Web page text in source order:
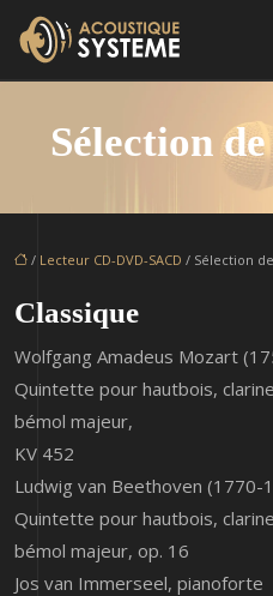
Sélection
/ Lecteur CD-DVD-SACD / Sélection
Classique
Wolfgang Amadeus Mozart
Quintette pour hautbois,
bémol majeur,
KV 452
Ludwig van Beethoven (1770-
Quintette pour hautbois,
bémol majeur, op. 16
Jos van Immerseel, pianoforte